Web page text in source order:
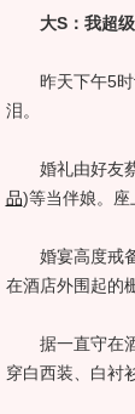
大S：我超级
昨天下午5时
泪。
婚礼由好友蔡
品)等当伴娘。座
婚宴高度戒备
在酒店外围起的
据一直守在酒
穿白西装、白衬